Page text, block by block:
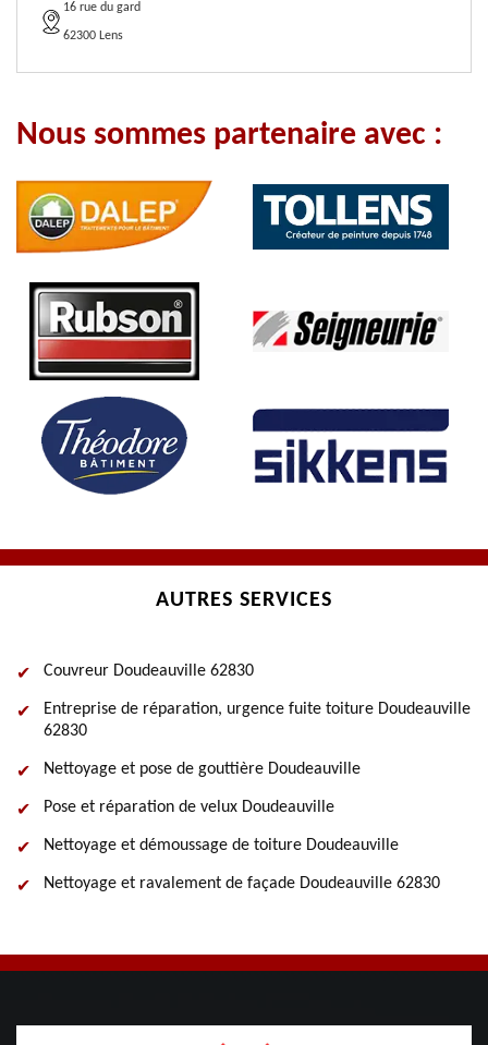
16 rue du gard
62300 Lens
Nous sommes partenaire avec :
AUTRES SERVICES
Couvreur Doudeauville 62830
Entreprise de réparation, urgence fuite toiture Doudeauville
62830
Nettoyage et pose de gouttière Doudeauville
Pose et réparation de velux Doudeauville
Nettoyage et démoussage de toiture Doudeauville
Nettoyage et ravalement de façade Doudeauville 62830